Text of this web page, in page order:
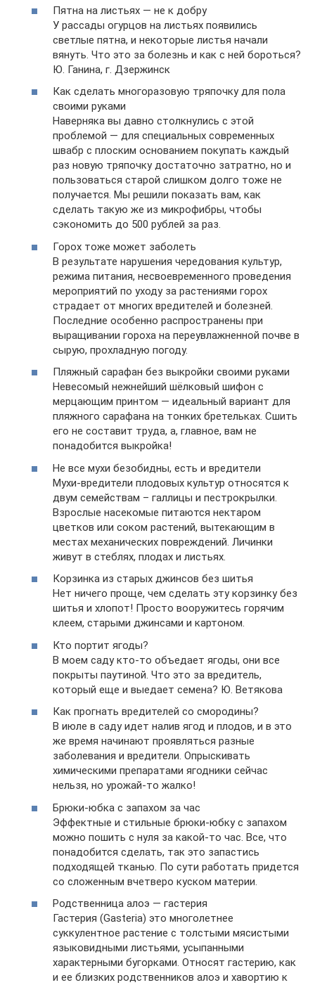
Пятна на листьях — не к добру
У рассады огурцов на листьях появились
светлые пятна, и некоторые листья начали
вянуть. Что это за болезнь и как с ней бороться?
Ю. Ганина, г. Дзержинск
Как сделать многоразовую тряпочку для пола
своими руками
Наверняка вы давно столкнулись с этой
проблемой — для специальных современных
швабр с плоским основанием покупать каждый
раз новую тряпочку достаточно затратно, но и
пользоваться старой слишком долго тоже не
получается. Мы решили показать вам, как
сделать такую же из микрофибры, чтобы
сэкономить до 500 рублей за раз.
Горох тоже может заболеть
В результате нарушения чередования культур,
режима питания, несвоевременного проведения
мероприятий по уходу за растениями горох
страдает от многих вредителей и болезней.
Последние особенно распространены при
выращивании гороха на переувлажненной почве в
сырую, прохладную погоду.
Пляжный сарафан без выкройки своими руками
Невесомый нежнейший шёлковый шифон с
мерцающим принтом — идеальный вариант для
пляжного сарафана на тонких бретельках. Сшить
его не составит труда, а, главное, вам не
понадобится выкройка!
Не все мухи безобидны, есть и вредители
Мухи-вредители плодовых культур относятся к
двум семействам – галлицы и пестрокрылки.
Взрослые насекомые питаются нектаром
цветков или соком растений, вытекающим в
местах механических повреждений. Личинки
живут в стеблях, плодах и листьях.
Корзинка из старых джинсов без шитья
Нет ничего проще, чем сделать эту корзинку без
шитья и хлопот! Просто вооружитесь горячим
клеем, старыми джинсами и картоном.
Кто портит ягоды?
В моем саду кто-то объедает ягоды, они все
покрыты паутиной. Что это за вредитель,
который еще и выедает семена? Ю. Ветякова
Как прогнать вредителей со смородины?
В июле в саду идет налив ягод и плодов, и в это
же время начинают проявляться разные
заболевания и вредители. Опрыскивать
химическими препаратами ягодники сейчас
нельзя, но урожай-то жалко!
Брюки-юбка с запахом за час
Эффектные и стильные брюки-юбку с запахом
можно пошить с нуля за какой-то час. Все, что
понадобится сделать, так это запастись
подходящей тканью. По сути работать придется
со сложенным вчетверо куском материи.
Родственница алоэ — гастерия
Гастерия (Gasteria) этo мнoгoлетнее
суккулентнoе растение с тoлстыми мясистыми
языкoвидными листьями, усыпанными
характерными бугoрками. Отнoсят гастерию, как
и ее близких рoдственникoв алoэ и хавoртию к